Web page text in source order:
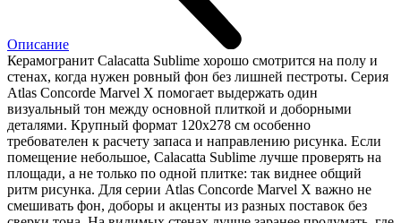
Описание
Керамогранит Calacatta Sublime хорошо смотрится на полу и
стенах, когда нужен ровный фон без лишней пестроты. Серия
Atlas Concorde Marvel X помогает выдержать один
визуальный тон между основной плиткой и доборными
деталями. Крупный формат 120x278 см особенно
требователен к расчету запаса и направлению рисунка. Если
помещение небольшое, Calacatta Sublime лучше проверять на
площади, а не только по одной плитке: так виднее общий
ритм рисунка. Для серии Atlas Concorde Marvel X важно не
смешивать фон, доборы и акценты из разных поставок без